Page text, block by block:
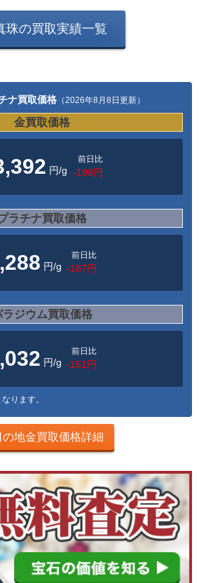
珠の買取実績一覧
ナ買取価格 （2026年8月8日更新）
金買取価格
円/g
前日比
-198円
ラチナ買取価格
円/g
前日比
-187円
ラジウム買取価格
円/g
前日比
-151円
ります。
の地金買取価格詳細